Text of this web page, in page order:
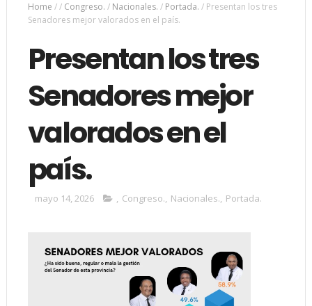
Home // Congreso. / Nacionales. / Portada. / Presentan los tres
Senadores mejor valorados en el país.
Presentan los tres
Senadores mejor
valorados en el
país.
mayo 14, 2026 , Congreso., Nacionales., Portada.